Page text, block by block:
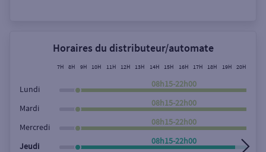
Rechercher
Horaires du distributeur/automate
7H 8H 9H 10H 11H 12H 13H 14H 15H 16H 17H 18H 19H 20H
Lundi
08h15-22h00
Mardi
08h15-22h00
Mercredi
08h15-22h00
Jeudi
08h15-22h00